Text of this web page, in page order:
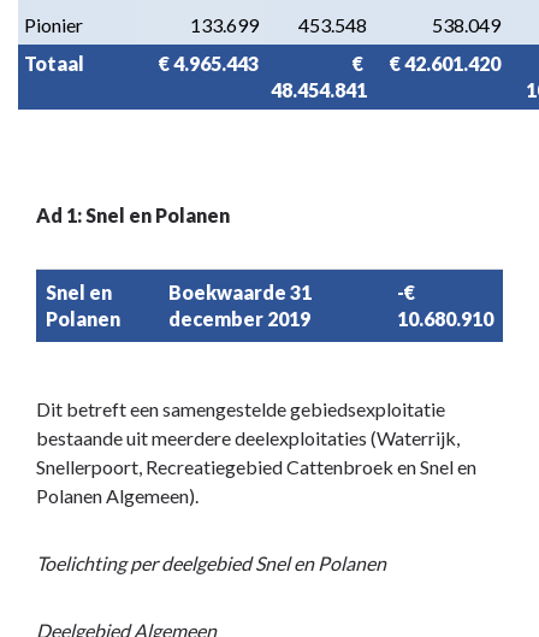
Pionier
133.699 453.548
538.049
Totaal
€ 4.965.443
€
48.454.841
€ 42.601.420
Ad 1: Snel en Polanen
Snel en
Polanen
Boekwaarde 31
december 2019
-€
10.680.910
Dit betreft een samengestelde gebiedsexploitatie
bestaande uit meerdere deelexploitaties (Waterrijk,
Snellerpoort, Recreatiegebied Cattenbroek en Snel en
Polanen Algemeen).
Toelichting per deelgebied Snel en Polanen
Deelgebied Algemeen